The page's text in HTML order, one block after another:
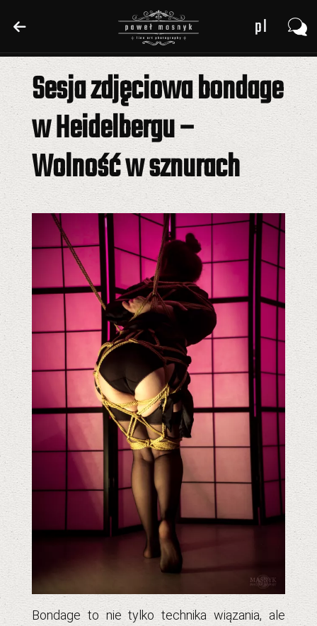
pl
en
de
pl
en
de
Sesja zdjęciowa bondage
w Heidelbergu –
Wolność w sznurach
Bondage to nie tylko technika wiązania, ale